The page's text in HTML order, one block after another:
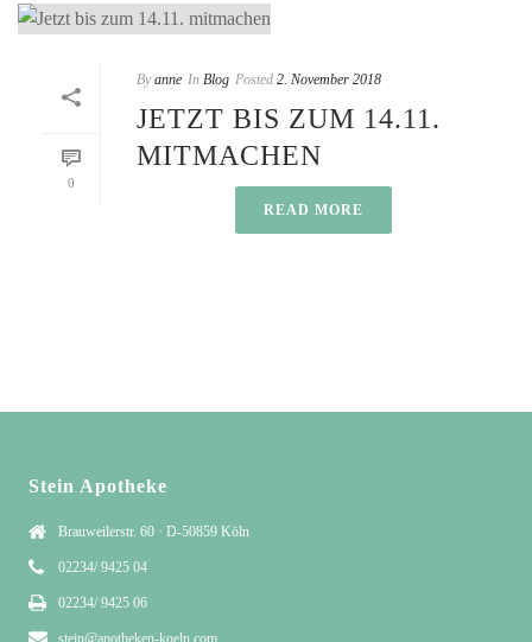
0
By anne In Blog Posted 2. November 2018
JETZT BIS ZUM 14.11.
MITMACHEN
READ MORE
Stein Apotheke
Brauweilerstr. 60 · D-50859 Köln
02234/ 9425 04
02234/ 9425 06
stein@apotheken-koeln.com